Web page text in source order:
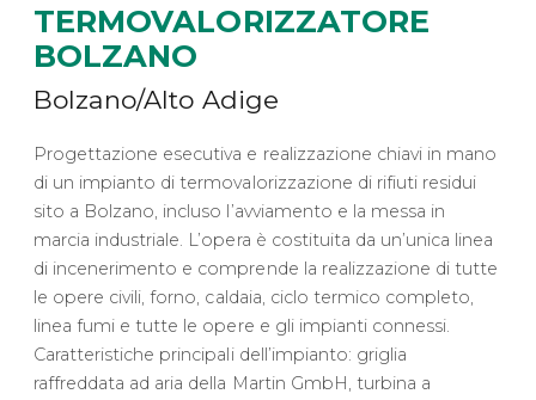
TERMOVALORIZZATORE
BOLZANO
Bolzano/Alto Adige
Progettazione esecutiva e realizzazione chiavi in mano
di un impianto di termovalorizzazione di rifiuti residui
sito a Bolzano, incluso l’avviamento e la messa in
marcia industriale. L’opera è costituita da un’unica linea
di incenerimento e comprende la realizzazione di tutte
le opere civili, forno, caldaia, ciclo termico completo,
linea fumi e tutte le opere e gli impianti connessi.
Caratteristiche principali dell’impianto: griglia
raffreddata ad aria della Martin GmbH, turbina a